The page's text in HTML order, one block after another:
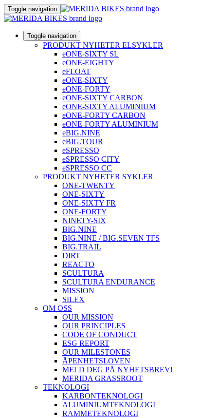
Toggle navigation
Toggle navigation
PRODUKT NYHETER ELSYKLER
eONE-SIXTY SL
eONE-EIGHTY
eFLOAT
eONE-SIXTY
eONE-FORTY
eONE-SIXTY CARBON
eONE-SIXTY ALUMINIUM
eONE-FORTY CARBON
eONE-FORTY ALUMINIUM
eBIG.NINE
eBIG.TOUR
eSPRESSO
eSPRESSO CITY
eSPRESSO CC
PRODUKT NYHETER SYKLER
ONE-TWENTY
ONE-SIXTY
ONE-SIXTY FR
ONE-FORTY
NINETY-SIX
BIG.NINE
BIG.NINE / BIG.SEVEN TFS
BIG.TRAIL
DIRT
REACTO
SCULTURA
SCULTURA ENDURANCE
MISSION
SILEX
OM OSS
OUR MISSION
OUR PRINCIPLES
CODE OF CONDUCT
ESG REPORT
OUR MILESTONES
ÅPENHETSLOVEN
MELD DEG PÅ NYHETSBREV!
MERIDA GRASSROOT
TEKNOLOGI
KARBONTEKNOLOGI
ALUMINIUMTEKNOLOGI
RAMMETEKNOLOGI